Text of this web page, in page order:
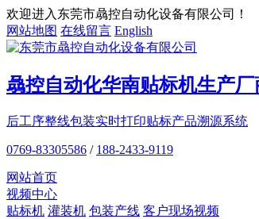
欢迎进入东莞市骉控自动化设备有限公司！
网站地图 在线留言 English
骉控自动化华南贴标机生产厂
后工序整线包装实时打印贴标产品溯源系统
0769-83305586 / 188-2433-9119
网站首页
视频中心
贴标机 灌装机 包装产线 客户现场视频